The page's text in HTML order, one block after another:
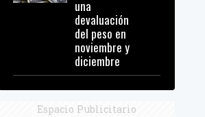
una
devaluación
del peso en
noviembre y
diciembre
Espacio Publicitario